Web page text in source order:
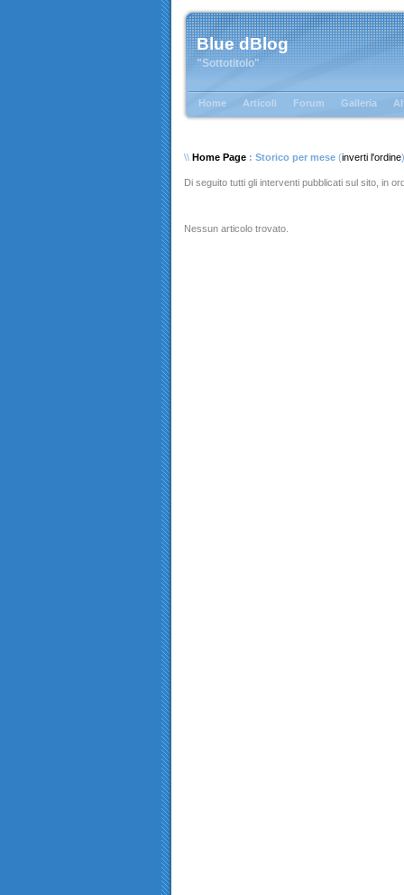
Blue dBlog
"Sottotitolo"
Home Articoli Forum Galleria
\\ Home Page : Storico per mese (inverti l'ordine)
Di seguito tutti gli interventi pubblicati sul sito, in
Nessun articolo trovato.